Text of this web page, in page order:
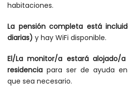
habitaciones.
La pensión completa está
diarias) y hay WiFi disponible.
El/La monitor/a estará alojado/
residencia para ser de ayuda
que sea necesario.